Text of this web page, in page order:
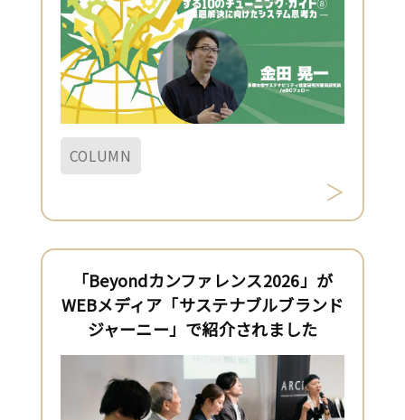
COLUMN
「Beyondカンファレンス2026」が
WEBメディア「サステナブルブランド
ジャーニー」で紹介されました